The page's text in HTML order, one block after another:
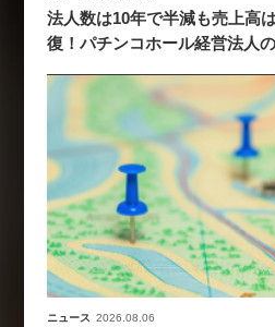
法人数は10年で半減も売上高
復！パチンコホール経営法人
ニュース 2026.08.06